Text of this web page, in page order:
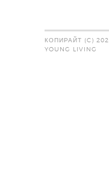
КОПИРАЙТ (C)
YOUNG LIVING